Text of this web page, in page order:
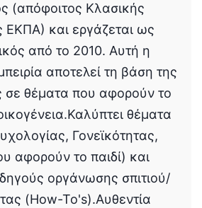
(απόφοιτος Κλασικής
ΕΚΠΑ) και εργάζεται ως
από το 2010. Αυτή η
αποτελεί τη βάση της
σε θέματα που αφορούν το
θέματα
Γονεϊκότητας,
αφορούν το παιδί) και
οργάνωσης σπιτιού/
(How-To's).Αυθεντία